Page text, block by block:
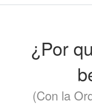
¿Por
(Con la